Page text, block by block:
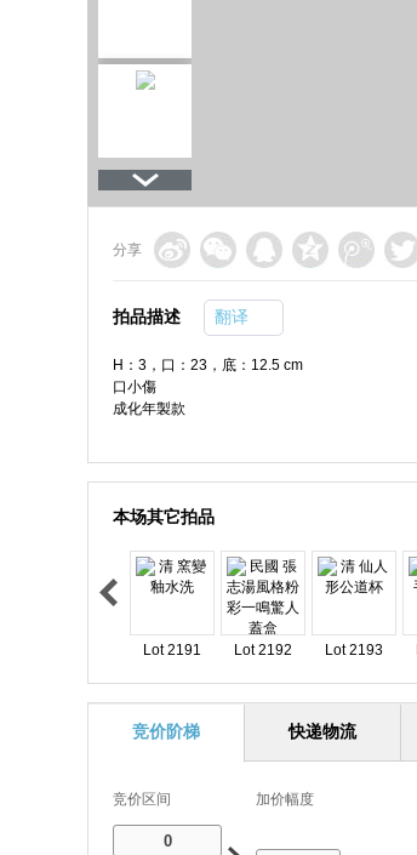
分享
拍品描述 翻译
H：3，口：23，底：12.5 cm
口小傷
成化年製款
本场其它拍品
Lot 2191 Lot 2192 Lot 2193
竞价阶梯 快递物流
竞价区间 加价幅度
0